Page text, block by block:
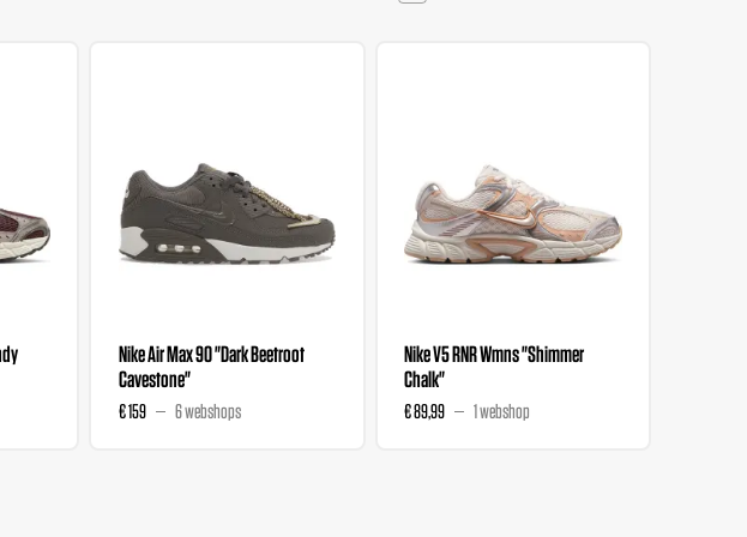
Nike Air Max 90 "Dark Beetroot
Cavestone"
€ 159 6 webshops
Nike V5 RNR Wmns "Shimmer
Chalk"
€ 89,99 1 webshop